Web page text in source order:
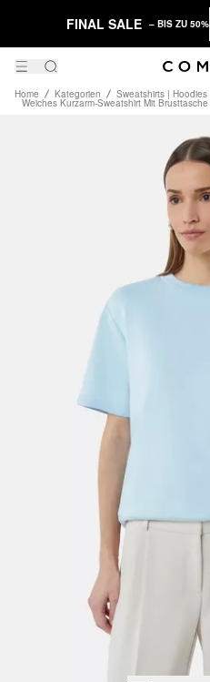
FINAL SALE – BIS ZU 50%
Home Kategorien Sweatshirts | Hoodies
Weiches Kurzarm-Sweatshirt Mit Brusttasche